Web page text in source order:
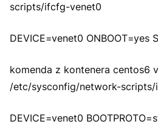
scripts/ifcfg-venet0
DEVICE=venet0 ONBOOT=yes
komenda z kontenera centos6
/etc/sysconfig/network-
DEVICE=venet0